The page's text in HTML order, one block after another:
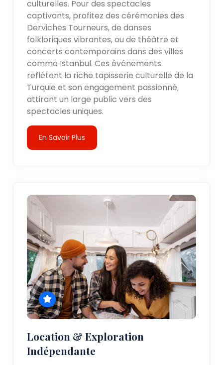
culturelles. Pour des spectacles
captivants, profitez des cérémonies des
Derviches Tourneurs, de danses
folkloriques vibrantes, ou de théâtre et
concerts contemporains dans des villes
comme Istanbul. Ces événements
reflètent la riche tapisserie culturelle de la
Turquie et son engagement passionné,
attirant un large public vers des
spectacles uniques.
En Savoir Plus
Location & Exploration
Indépendante